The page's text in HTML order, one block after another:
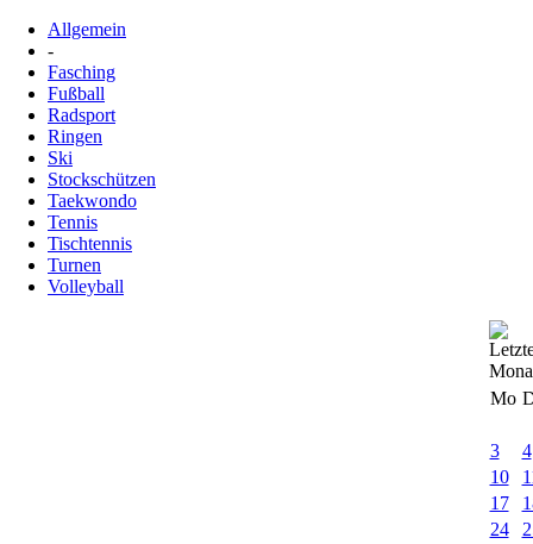
Allgemein
-
Fasching
Fußball
Radsport
Ringen
Ski
Stockschützen
Taekwondo
Tennis
Tischtennis
Turnen
Volleyball
Mo
3
4
10
17
24